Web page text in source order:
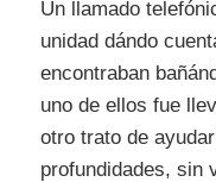
Un llamado
unidad dándo
encontraban
uno de ellos fue
otro trato de
profundidades, sin